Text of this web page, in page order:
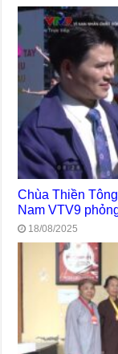
Chùa Thiền
Nam VTV9
18/08/2025